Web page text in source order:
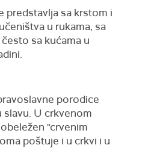
predstavlja sa krstom i
u rukama, sa
sa kućama u
porodice
slavu. U crkvenom
"crvenim
poštuje i u crkvi i u